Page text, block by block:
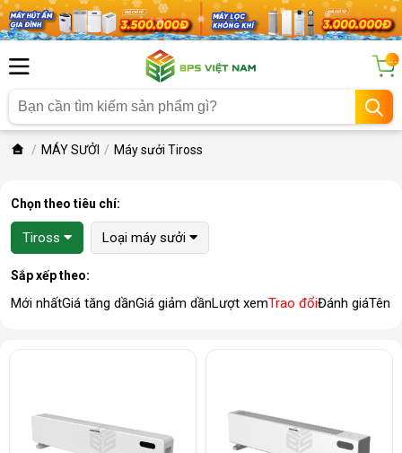
...
MÁY SƯỞI Máy sưởi Tiross
Chọn theo tiêu chí:
Tiross Loại máy sưởi
Sắp xếp theo:
Mới nhấtGiá tăng dầnGiá giảm dầnLượt xemTrao đổiĐánh giáTên